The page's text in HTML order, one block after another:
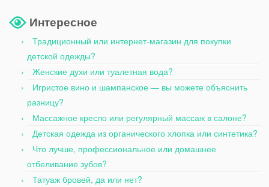
Интересное
Традиционный или интернет-магазин для покупки
детской одежды?
Женские духи или туалетная вода?
Игристое вино и шампанское — вы можете объяснить
разницу?
Массажное кресло или регулярный массаж в салоне?
Детская одежда из органического хлопка или синтетика?
Что лучше, профессиональное или домашнее
отбеливание зубов?
Татуаж бровей, да или нет?